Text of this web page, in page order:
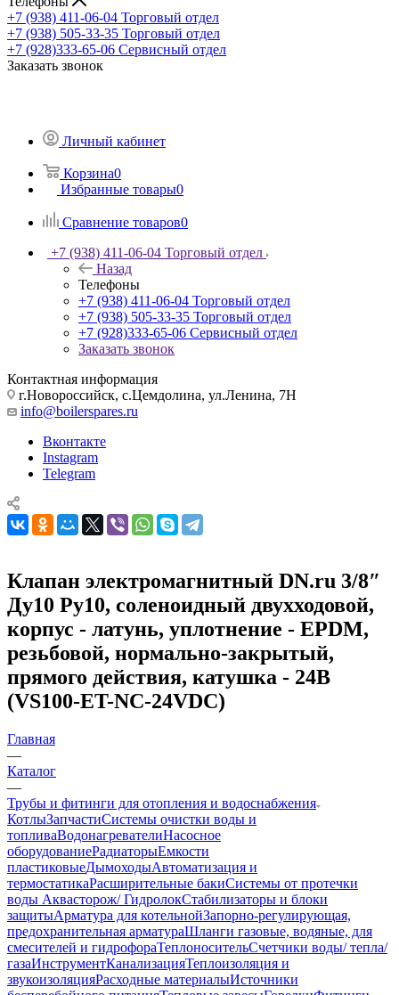
+7 (938) 411-06-04 Торговый отдел
+7 (938) 505-33-35 Торговый отдел
+7 (928)333-65-06 Сервисный отдел
Заказать звонок
Личный кабинет
Корзина0
Избранные товары0
Сравнение товаров0
+7 (938) 411-06-04 Торговый отдел
Назад
Телефоны
+7 (938) 411-06-04 Торговый отдел
+7 (938) 505-33-35 Торговый отдел
+7 (928)333-65-06 Сервисный отдел
Заказать звонок
Контактная информация
г.Новороссийск, с.Цемдолина, ул.Ленина, 7Н
info@boilerspares.ru
Вконтакте
Instagram
Telegram
Клапан электромагнитный DN.ru 3/8″
Ду10 Ру10, соленоидный двухходовой,
корпус - латунь, уплотнение - EPDM,
резьбовой, нормально-закрытый,
прямого действия, катушка - 24В
(VS100-ET-NC-24VDC)
Главная
—
Каталог
—
Трубы и фитинги для отопления и водоснабжения
КотлыЗапчастиСистемы очистки воды и
топливаВодонагревателиНасосное
оборудованиеРадиаторыЕмкости
пластиковыеДымоходыАвтоматизация и
термостатикаРасширительные бакиСистемы от протечки
воды Аквасторож/ ГидролокСтабилизаторы и блоки
защитыАрматура для котельнойЗапорно-регулирующая,
предохранительная арматураШланги газовые, водяные, для
смесителей и гидрофораТеплоносительСчетчики воды/ тепла/
газаИнструментКанализацияТеплоизоляция и
звукоизоляцияРасходные материалыИсточники